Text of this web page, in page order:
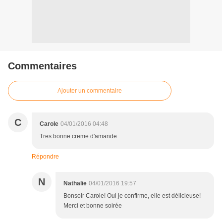
Commentaires
Ajouter un commentaire
C Carole 04/01/2016 04:48
Tres bonne creme d'amande
Répondre
N Nathalie 04/01/2016 19:57
Bonsoir Carole! Oui je confirme, elle est délicieuse!
Merci et bonne soirée